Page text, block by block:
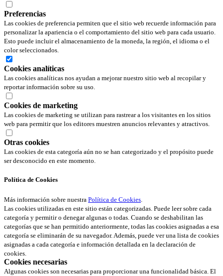
Preferencias
Las cookies de preferencia permiten que el sitio web recuerde información para
personalizar la apariencia o el comportamiento del sitio web para cada usuario.
Esto puede incluir el almacenamiento de la moneda, la región, el idioma o el
color seleccionados.
Cookies analíticas
Las cookies analíticas nos ayudan a mejorar nuestro sitio web al recopilar y
reportar información sobre su uso.
Cookies de marketing
Las cookies de marketing se utilizan para rastrear a los visitantes en los sitios
web para permitir que los editores muestren anuncios relevantes y atractivos.
Otras cookies
Las cookies de esta categoría aún no se han categorizado y el propósito puede
ser desconocido en este momento.
Política de Cookies
Más información sobre nuestra Política de Cookies.
Las cookies utilizadas en este sitio están categorizadas. Puede leer sobre cada
categoría y permitir o denegar algunas o todas. Cuando se deshabilitan las
categorías que se han permitido anteriormente, todas las cookies asignadas a esa
categoría se eliminarán de su navegador. Además, puede ver una lista de cookies
asignadas a cada categoría e información detallada en la declaración de
cookies.
Cookies necesarias
Algunas cookies son necesarias para proporcionar una funcionalidad básica. El